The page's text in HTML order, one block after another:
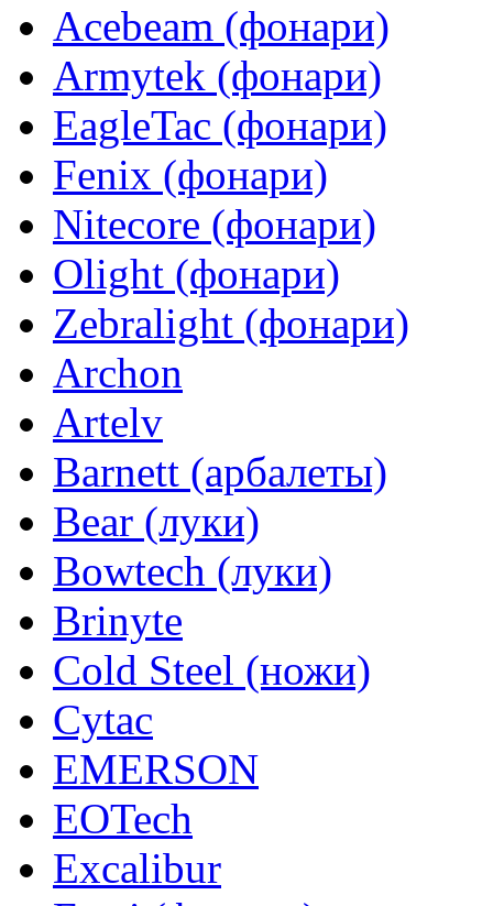
Acebeam (фонари)
Armytek (фонари)
EagleTac (фонари)
Fenix (фонари)
Nitecore (фонари)
Olight (фонари)
Zebralight (фонари)
Archon
Artelv
Barnett (арбалеты)
Bear (луки)
Bowtech (луки)
Brinyte
Cold Steel (ножи)
Cytac
EMERSON
EOTech
Excalibur